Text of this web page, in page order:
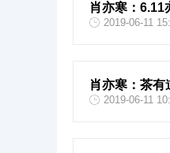
肖亦寒：6.11
2019-06-11
肖亦寒：茶有
2019-06-11